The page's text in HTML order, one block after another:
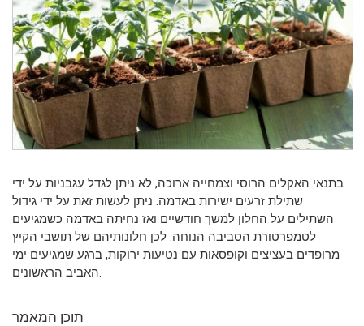
בתנאי האקלים הרוסי וצמחייה ארוכה, לא ניתן לגדל עגבניות על ידי
שתילת זרעים ישירות באדמה. ניתן לעשות זאת על ידי גידול
השתילים על החלון למשך חודשיים ואז נחיתה באדמה כשמגיעים
לטמפרטורת הסביבה הנוחה. לכן חלונותיהם של תושבי הקיץ
מרופדים בעציצים וקופסאות עם נטיעות ירוקות, ברגע שמגיעים ימי
האביב הראשונים.
תוכן המאמר